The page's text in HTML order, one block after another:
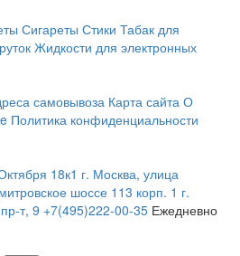
Сигареты Стики Табак для
Жидкости для электронных
самовывоза Карта сайта О
Политика конфиденциальности
18к1 г. Москва, улица
шоссе 113 корп. 1 г.
т, 9 +7(495)222-00-35 Ежедневно